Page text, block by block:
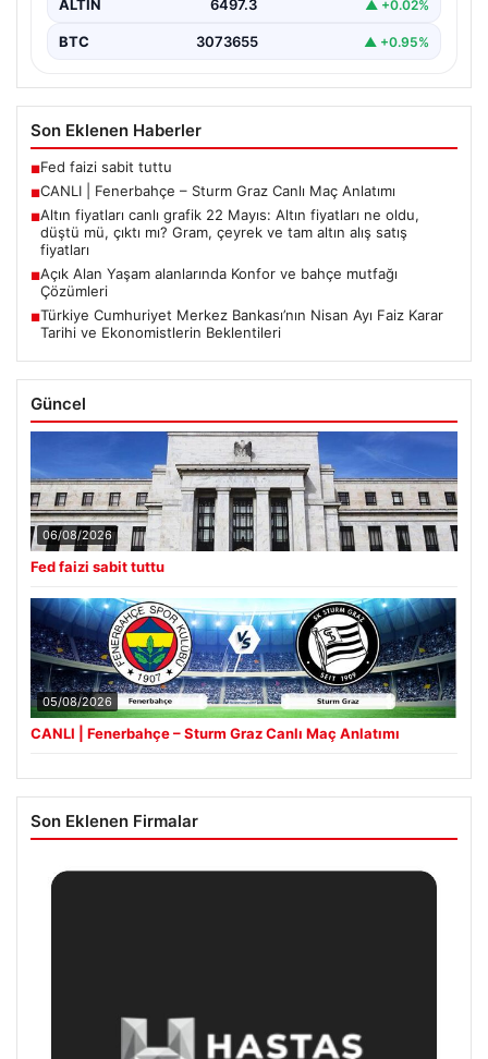
ALTIN 6497.3 ▲ +0.02%
BTC 3073655 ▲ +0.95%
Son Eklenen Haberler
■Fed faizi sabit tuttu
■CANLI | Fenerbahçe – Sturm Graz Canlı Maç Anlatımı
■Altın fiyatları canlı grafik 22 Mayıs: Altın fiyatları ne oldu,
düştü mü, çıktı mı? Gram, çeyrek ve tam altın alış satış
fiyatları
■Açık Alan Yaşam alanlarında Konfor ve bahçe mutfağı
Çözümleri
■Türkiye Cumhuriyet Merkez Bankası’nın Nisan Ayı Faiz Karar
Tarihi ve Ekonomistlerin Beklentileri
Güncel
06/08/2026
Fed faizi sabit tuttu
05/08/2026
CANLI | Fenerbahçe – Sturm Graz Canlı Maç Anlatımı
Son Eklenen Firmalar